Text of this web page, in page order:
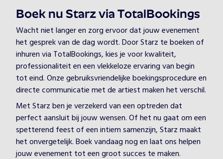
Boek nu Starz via TotalBookings
Wacht niet langer en zorg ervoor dat jouw evenement
het gesprek van de dag wordt. Door Starz te boeken of
inhuren via TotalBookings, kies je voor kwaliteit,
professionaliteit en een vlekkeloze ervaring van begin
tot eind. Onze gebruiksvriendelijke boekingsprocedure en
directe communicatie met de artiest maken het verschil.
Met Starz ben je verzekerd van een optreden dat
perfect aansluit bij jouw wensen. Of het nu gaat om een
spetterend feest of een intiem samenzijn, Starz maakt
het onvergetelijk. Boek vandaag nog en laat ons helpen
jouw evenement tot een groot succes te maken.